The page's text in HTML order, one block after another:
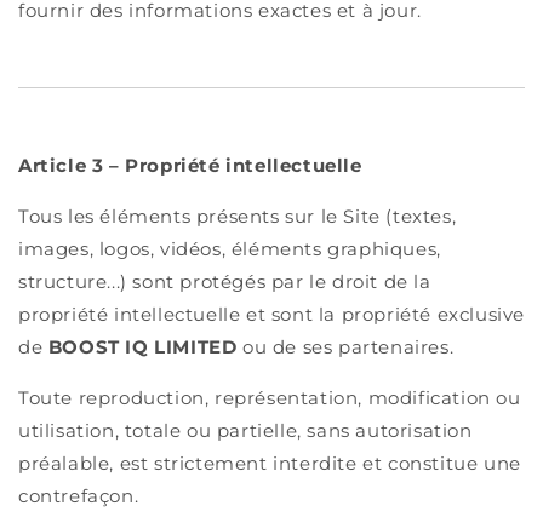
fournir des informations exactes et à jour.
Article 3 – Propriété intellectuelle
Tous les éléments présents sur le Site (textes,
images, logos, vidéos, éléments graphiques,
structure...) sont protégés par le droit de la
propriété intellectuelle et sont la propriété exclusive
de BOOST IQ LIMITED ou de ses partenaires.
Toute reproduction, représentation, modification ou
utilisation, totale ou partielle, sans autorisation
préalable, est strictement interdite et constitue une
contrefaçon.